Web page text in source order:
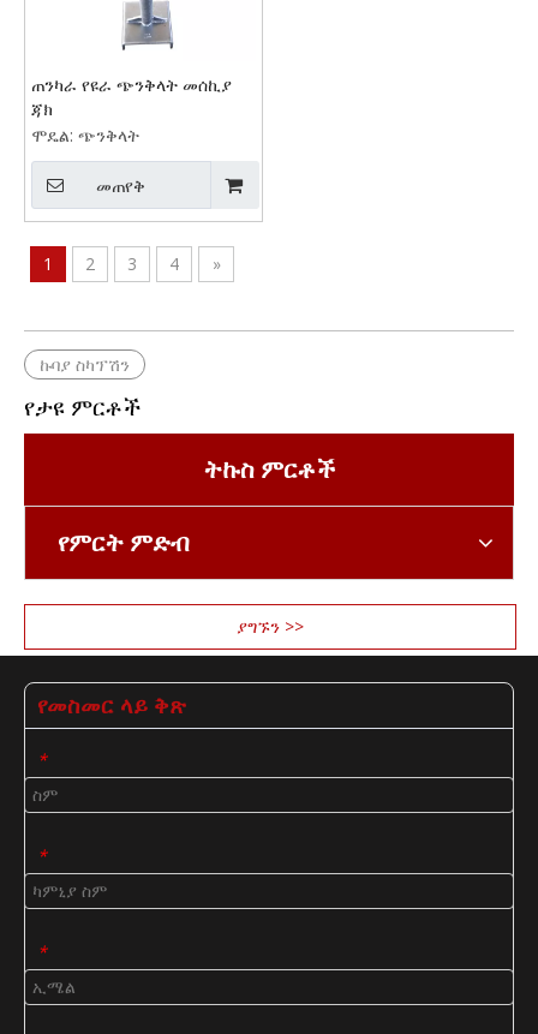
ጠንካራ የዩራ ጭንቅላት መሰኪያ
ጃክ
ሞዴል: ጭንቅላት
መጠየቅ
1 2 3 4 »
ኩባያ ስካፕሽን
የታዩ ምርቶች
ትኩስ ምርቶች
የምርት ምድብ
ያግኙን >>
የመስመር ላይ ቅጽ
*
*
*